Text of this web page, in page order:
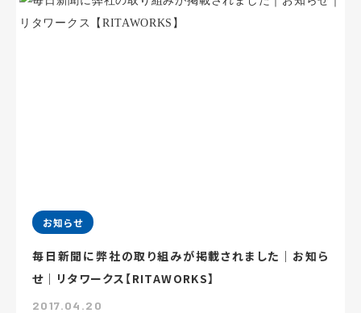
お知らせ
毎日新聞に弊社の取り組みが掲載されました｜お知ら
せ｜リタワークス【RITAWORKS】
2017.04.20